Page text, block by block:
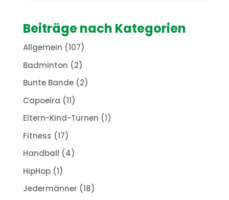
Beiträge nach Kategorien
Allgemein (107)
Badminton (2)
Bunte Bande(2)
Capoeira (11)
Eltern-Kind-Turnen (1)
Fitness (17)
Handball (4)
HipHop(1)
Jedermänner (18)